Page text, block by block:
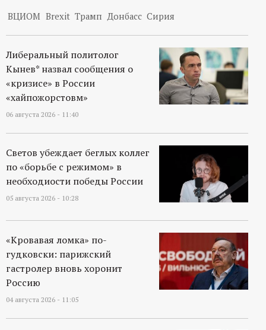
й
п
о
р
т
а
л
ВЦИОМ Brexit Трамп Донбасс Сирия
Либеральный политолог
Кынев* назвал сообщения о
«кризисе» в России
«хайпожорстовм»
06 августа 2026 - 11:40
Светов убеждает беглых коллег
по «борьбе с режимом» в
необходиости победы России
05 августа 2026 - 10:28
«Кровавая ломка» по-
гудковски: парижский
гастролер вновь хоронит
Россию
04 августа 2026 - 11:05